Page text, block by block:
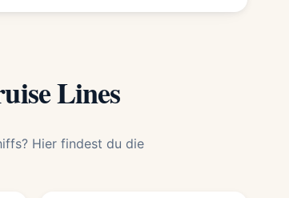
Lines
Hier findest du die